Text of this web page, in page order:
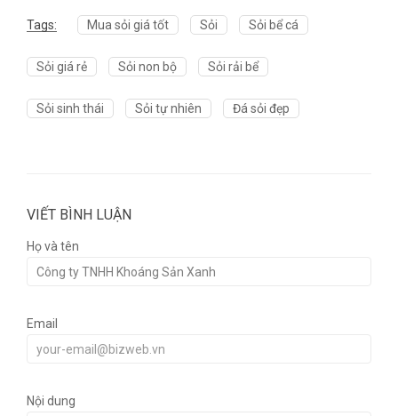
Tags: Mua sỏi giá tốt Sỏi Sỏi bể cá
Sỏi giá rẻ Sỏi non bộ Sỏi rải bể
Sỏi sinh thái Sỏi tự nhiên Đá sỏi đẹp
VIẾT BÌNH LUẬN
Họ và tên
Email
Nội dung